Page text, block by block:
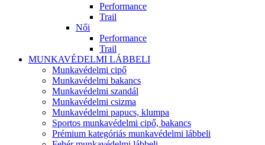
Performance
Trail
Női
Performance
Trail
MUNKAVÉDELMI LÁBBELI
Munkavédelmi cipő
Munkavédelmi bakancs
Munkavédelmi szandál
Munkavédelmi csizma
Munkavédelmi papucs, klumpa
Sportos munkavédelmi cipő, bakancs
Prémium kategóriás munkavédelmi lábbeli